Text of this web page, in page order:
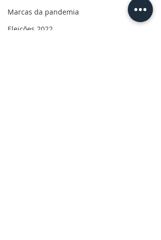
Marcas da pandemia
Eleições 2022